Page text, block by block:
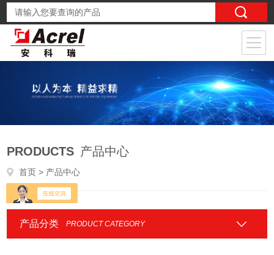
PRODUCTS 产品中心
首页 > 产品中心
产品分类 PRODUCT CATEGORY